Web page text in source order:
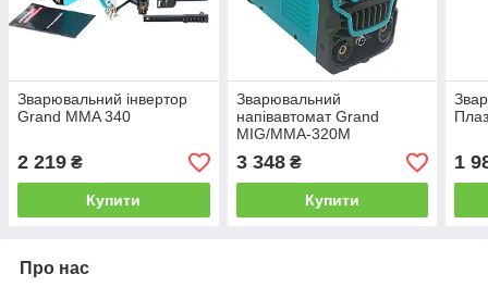
Зварювальний інвертор
Grand MMA 340
2 219 ₴
Купити
Зварювальний
напівавтомат Grand
MIG/MMA-320M
3 348₴
Купити
1
Про нас